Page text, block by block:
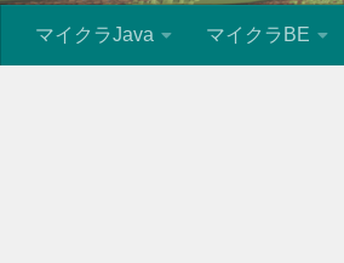
マイクラJava マイクラBE